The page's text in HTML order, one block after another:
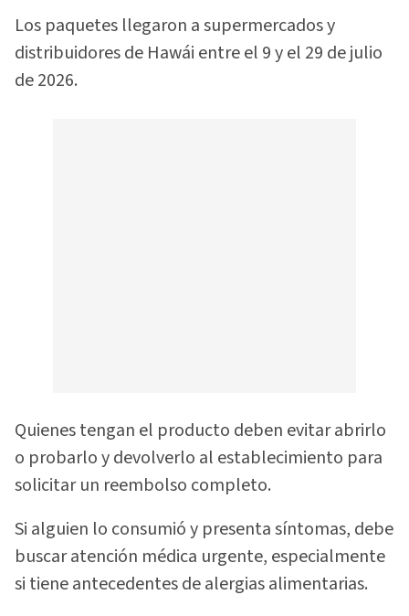
Los paquetes llegaron a supermercados y
distribuidores de Hawái entre el 9 y el 29 de julio
de 2026.
Quienes tengan el producto deben evitar abrirlo
o probarlo y devolverlo al establecimiento para
solicitar un reembolso completo.
Si alguien lo consumió y presenta síntomas, debe
buscar atención médica urgente, especialmente
si tiene antecedentes de alergias alimentarias.